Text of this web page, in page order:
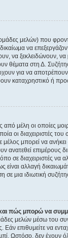
μελών) που
να
να ξεκλειδώνουν, να
θέματα στη Δ.
για να
καταχρηστικό ή
από μέλη οι οποίες
οι διαχειριστές
μπορεί να ανήκει
ανατεθεί επιμέρους
σε διαχειριστές να
αλλαγή
μια ιδιωτική
πώς μπορώ να
μελών μέσω του
επιθυμείτε να
Ωστόσο, δεν έχουν